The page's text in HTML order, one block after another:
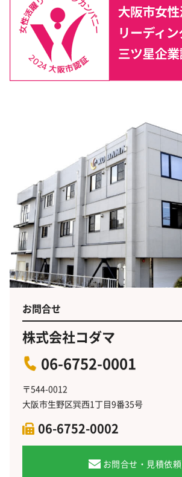
お問合せ
株式会社コダマ
06-6752-0001
〒544-0012
大阪市生野区巽西1丁目9番35号
06-6752-0002
お問合せ・見積依頼